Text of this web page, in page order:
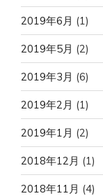
2019年6月 (1)
2019年5月 (2)
2019年3月 (6)
2019年2月 (1)
2019年1月 (2)
2018年12月 (1)
2018年11月 (4)